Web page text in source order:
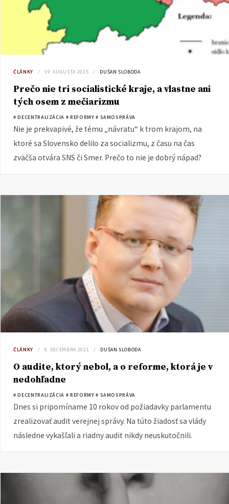
ČLÁNKY 19. AUGUSTA 2025 DUŠAN SLOBODA
Prečo nie tri socialistické kraje, a vlastne ani
tých osem z mečiarizmu
# DECENTRALIZÁCIA # REFORMY # SAMOSPRÁVA
Nie je prekvapivé, že tému „návratu“ k trom krajom, na
ktoré sa Slovensko delilo za socializmu, z času na čas
zväčša otvára SNS či Smer. Prečo to nie je dobrý nápad?
ČLÁNKY 8. DECEMBRA 2021 DUŠAN SLOBODA
O audite, ktorý nebol, a o reforme, ktorá je v
nedohľadne
# DECENTRALIZÁCIA # REFORMY # SAMOSPRÁVA
Dnes si pripomíname 10 rokov od požiadavky parlamentu
zrealizovať audit verejnej správy. Na túto žiadosť sa vlády
následne vykašľali a riadny audit nikdy neuskutočnili.